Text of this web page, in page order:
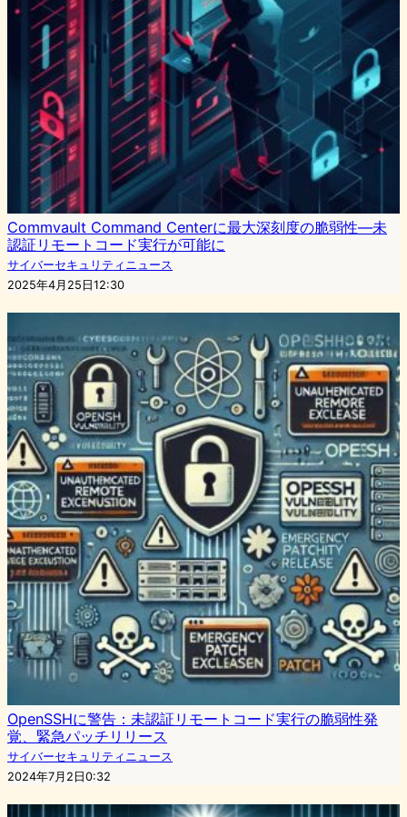
Commvault Command Centerに最大深刻度の脆弱性—未
認証リモートコード実行が可能に
サイバーセキュリティニュース
2025年4月25日12:30
OpenSSHに警告：未認証リモートコード実行の脆弱性発
覚、緊急パッチリリース
サイバーセキュリティニュース
2024年7月2日0:32